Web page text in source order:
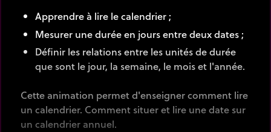
Apprendre à lire le calendrier ;
Mesurer une durée en jours entre deux dates ;
Définir les relations entre les unités de durée
que sont le jour, la semaine, le mois et l'année.
Cette animation permet d'enseigner comment lire
un calendrier. Comment situer et lire une date sur
un calendrier annuel.